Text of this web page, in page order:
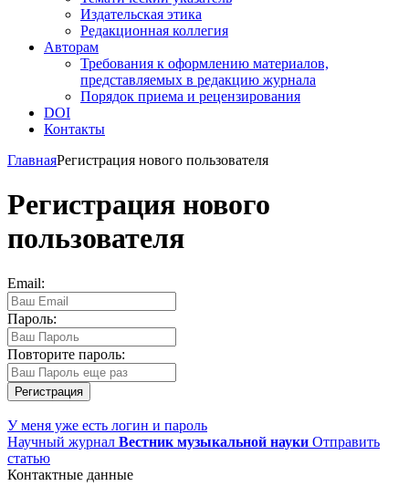
Издательская этика
Редакционная коллегия
Авторам
Требования к оформлению материалов,
представляемых в редакцию журнала
Порядок приема и рецензирования
DOI
Контакты
ГлавнаяРегистрация нового пользователя
Регистрация нового
пользователя
Email:
Пароль:
Повторите пароль:
Регистрация
У меня уже есть логин и пароль
Научный журнал Вестник музыкальной науки Отправить
статью
Контактные данные